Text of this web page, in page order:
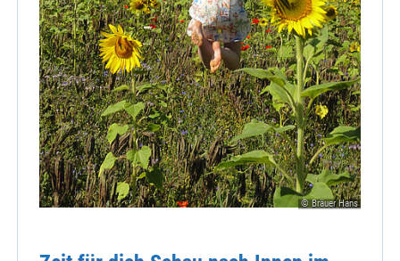
© Bräuer Hans